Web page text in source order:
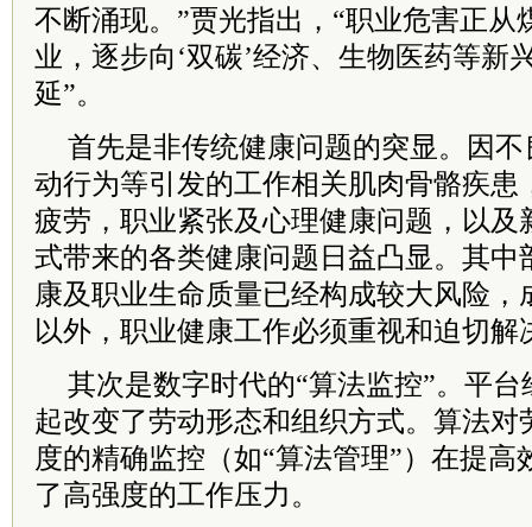
不断涌现。”贾光指出，“职业危害正从
业，逐步向‘双碳’经济、生物医药等新
延”。
首先是非传统健康问题的突显。因
动行为等引发的工作相关肌肉骨骼疾患
疲劳，职业紧张及心理健康问题，以及
式带来的各类健康问题日益凸显。其中
康及职业生命质量已经构成较大风险，
以外，职业健康工作必须重视和迫切解
其次是数字时代的“算法监控”。平
起改变了劳动形态和组织方式。算法对
度的精确监控（如“算法管理”）在提高
了高强度的工作压力。